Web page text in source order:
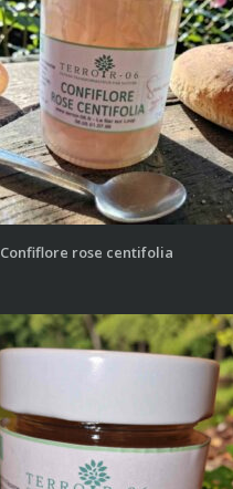
Confiflore rose centifolia